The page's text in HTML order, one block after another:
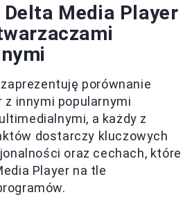
Media Player
porównanie
z innymi popularnymi
a każdy z
dostarczy kluczowych
oraz cechach, które
Player na tle